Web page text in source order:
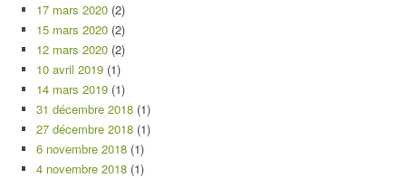
17 mars 2020 (2)
15 mars 2020 (2)
12 mars 2020 (2)
10 avril 2019 (1)
14 mars 2019 (1)
31 décembre 2018 (1)
27 décembre 2018 (1)
6 novembre 2018 (1)
4 novembre 2018 (1)